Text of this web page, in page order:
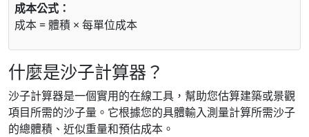
成本公式：
成本 = 體積 × 每單位成本
什麼是沙子計算器？
沙子計算器是一個實用的在線工具，幫助您估算建築或景觀
項目所需的沙子量。它根據您的具體輸入測量計算所需沙子
的總體積、近似重量和預估成本。